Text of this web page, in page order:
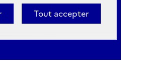
Tout accepter